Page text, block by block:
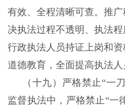
有效、全程清晰可查。推
决执法过程不透明、执法
行政执法人员持证上岗和
道德教育，全面提高执法人
（十九）严格禁止“一
监督执法中，严格禁止“一